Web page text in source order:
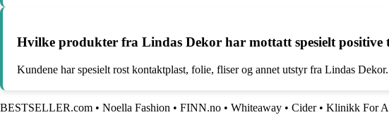
Hvilke produkter fra Lindas Dekor har mottatt spesielt positive
Kundene har spesielt rost kontaktplast, folie, fliser og annet utstyr fra Lindas
BESTSELLER.com • Noella Fashion • FINN.no • Whiteaway • Cider• Klinikk For